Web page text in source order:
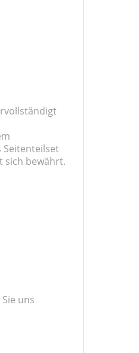
Seitenteilset
sich bewährt.
uns